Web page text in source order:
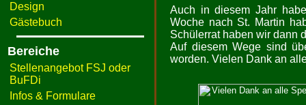
Design
Gästebuch
Bereiche
Stellenangebot FSJ oder
BuFDi
Infos & Formulare
Auch in diesem Jahr
Woche nach St. Martin
Schülerrat haben wir dann
Auf diesem Wege sind
worden. Vielen Dank an